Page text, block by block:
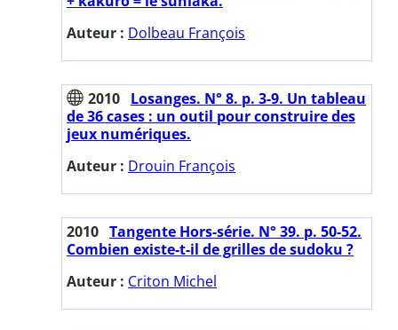
Auteur : Dolbeau François
2010 Losanges. N° 8. p. 3-9. Un tableau
de 36 cases : un outil pour construire des
jeux numériques.
Auteur : Drouin François
2010 Tangente Hors-série. N° 39. p. 50-52.
Combien existe-t-il de grilles de sudoku ?
Auteur : Criton Michel